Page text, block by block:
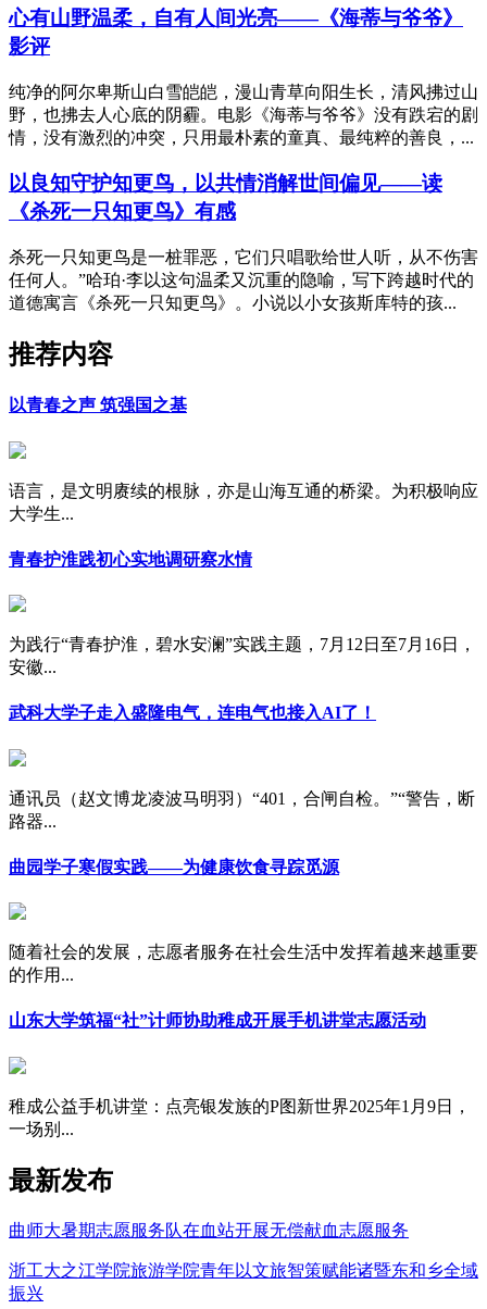
心有山野温柔，自有人间光亮——《海蒂与爷爷》
影评
纯净的阿尔卑斯山白雪皑皑，漫山青草向阳生长，清风拂过山
野，也拂去人心底的阴霾。电影《海蒂与爷爷》没有跌宕的剧
情，没有激烈的冲突，只用最朴素的童真、最纯粹的善良，...
以良知守护知更鸟，以共情消解世间偏见——读
《杀死一只知更鸟》有感
杀死一只知更鸟是一桩罪恶，它们只唱歌给世人听，从不伤害
任何人。”哈珀·李以这句温柔又沉重的隐喻，写下跨越时代的
道德寓言《杀死一只知更鸟》。小说以小女孩斯库特的孩...
推荐内容
以青春之声 筑强国之基
语言，是文明赓续的根脉，亦是山海互通的桥梁。为积极响应
大学生...
青春护淮践初心实地调研察水情
为践行“青春护淮，碧水安澜”实践主题，7月12日至7月16日，
安徽...
武科大学子走入盛隆电气，连电气也接入AI了！
通讯员（赵文博龙凌波马明羽）“401，合闸自检。”“警告，断
路器...
曲园学子寒假实践——为健康饮食寻踪觅源
随着社会的发展，志愿者服务在社会生活中发挥着越来越重要
的作用...
山东大学筑福“社”计师协助稚成开展手机讲堂志愿活动
稚成公益手机讲堂：点亮银发族的P图新世界2025年1月9日，
一场别...
最新发布
曲师大暑期志愿服务队在血站开展无偿献血志愿服务
浙工大之江学院旅游学院青年以文旅智策赋能诸暨东和乡全域
振兴